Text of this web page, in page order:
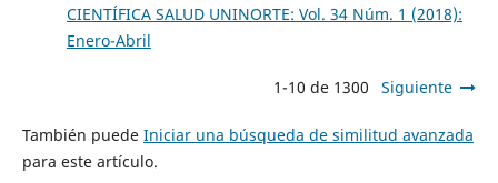
CIENTÍFICA SALUD UNINORTE: Vol. 34 Núm. 1 (2018):
Enero-Abril
1-10 de 1300 Siguiente
También puede Iniciar una búsqueda de similitud avanzada
para este artículo.